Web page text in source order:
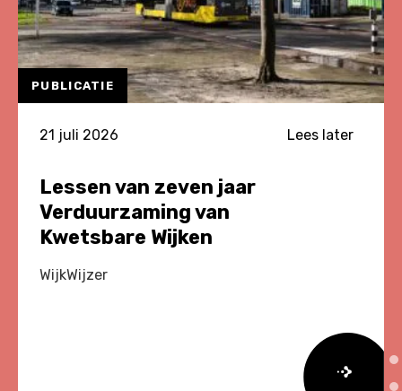
PUBLICATIE
21 juli 2026 Lees later
Lessen van zeven jaar
Verduurzaming van
Kwetsbare Wijken
WijkWijzer